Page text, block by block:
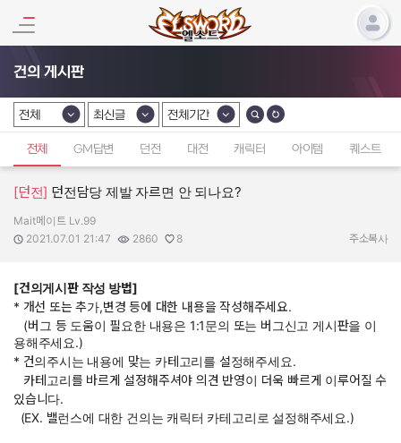
건의 게시판
카테고리 선택
전체
카테고리 선택
최신글
카테고리 선택
전체기간
전체 GM답변 던전 대전 캐릭터 아이템 퀘스트
[던전] 던전담당 제발 자르면 안 되나요?
작성자:
Mait메이트 Lv.99
작성일:
2021.07.01 21:47
조회수:
2860
추천수:
8 주소복사
[건의게시판 작성 방법]
* 개선 또는 추가,변경 등에 대한 내용을 작성해주세요.
(버그 등 도움이 필요한 내용은 1:1문의 또는 버그신고 게시판을 이
용해주세요.)
* 건의주시는 내용에 맞는 카테고리를 설정해주세요.
카테고리를 바르게 설정해주셔야 의견 반영이 더욱 빠르게 이루어질 수
있습니다.
(EX. 밸런스에 대한 건의는 캐릭터 카테고리로 설정해주세요.)